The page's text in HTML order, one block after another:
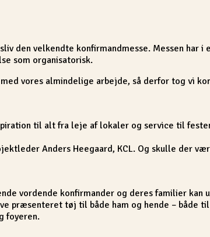
den velkendte konfirmandmesse. Messen har
som organisatorisk.
vores almindelige arbejde, så derfor tog vi
til alt fra leje af lokaler og service til
Anders Heegaard, KCL. Og skulle der
vordende konfirmander og deres familier kan
præsenteret tøj til både ham og hende – både
foyeren.